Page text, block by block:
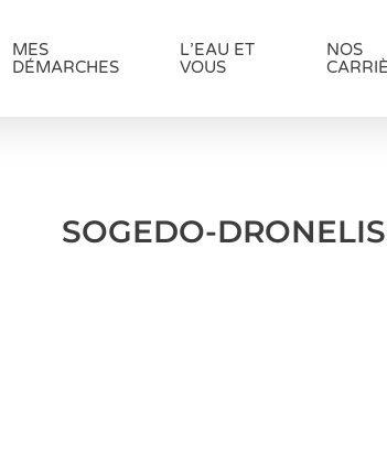
MES
DÉMARCHES
L’EAU ET
VOUS
NOS
SOGEDO-